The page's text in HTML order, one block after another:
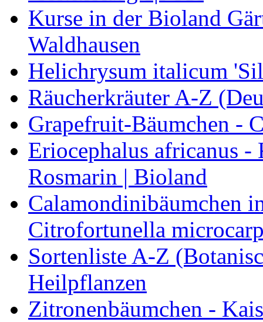
Kurse in der Bioland
Waldhausen
Helichrysum italicum
Räucherkräuter A-Z
Grapefruit-Bäumchen -
Eriocephalus africanus
Rosmarin | Bioland
Calamondinibäumchen
Citrofortunella
Sortenliste A-Z
Heilpflanzen
Zitronenbäumchen -